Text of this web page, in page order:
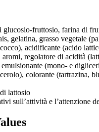
glucosio-fruttosio, farina di
gelatina, grasso vegetale
acidificante (acido
regolatore di acidità
(mono- e
colorante (tartrazina,
lattosio
sull’attività e l’attenzione